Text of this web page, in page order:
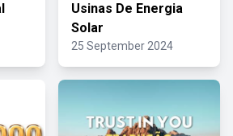
Usinas De Energia
Solar
25 September 2024